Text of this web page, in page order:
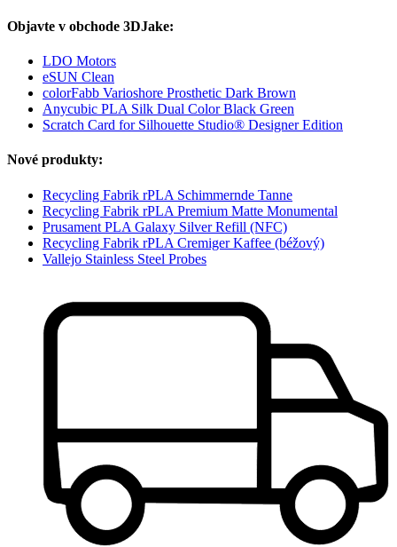
Objavte v obchode 3DJake:
LDO Motors
eSUN Clean
colorFabb Varioshore Prosthetic Dark Brown
Anycubic PLA Silk Dual Color Black Green
Scratch Card for Silhouette Studio® Designer Edition
Nové produkty:
Recycling Fabrik rPLA Schimmernde Tanne
Recycling Fabrik rPLA Premium Matte Monumental
Prusament PLA Galaxy Silver Refill (NFC)
Recycling Fabrik rPLA Cremiger Kaffee (béžový)
Vallejo Stainless Steel Probes